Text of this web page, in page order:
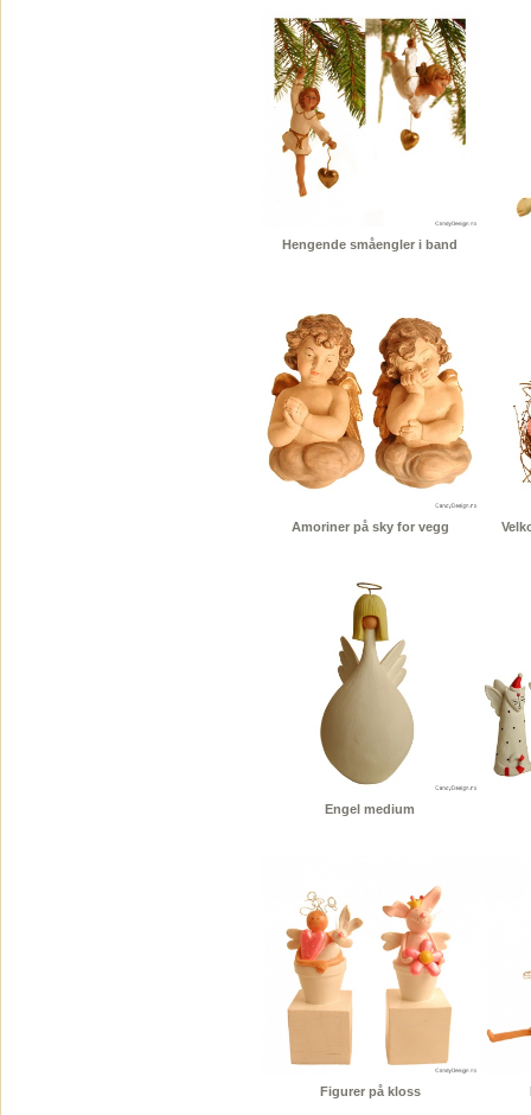
Hengende småengler i band
Amoriner på sky for vegg
Engel medium
Figurer på kloss